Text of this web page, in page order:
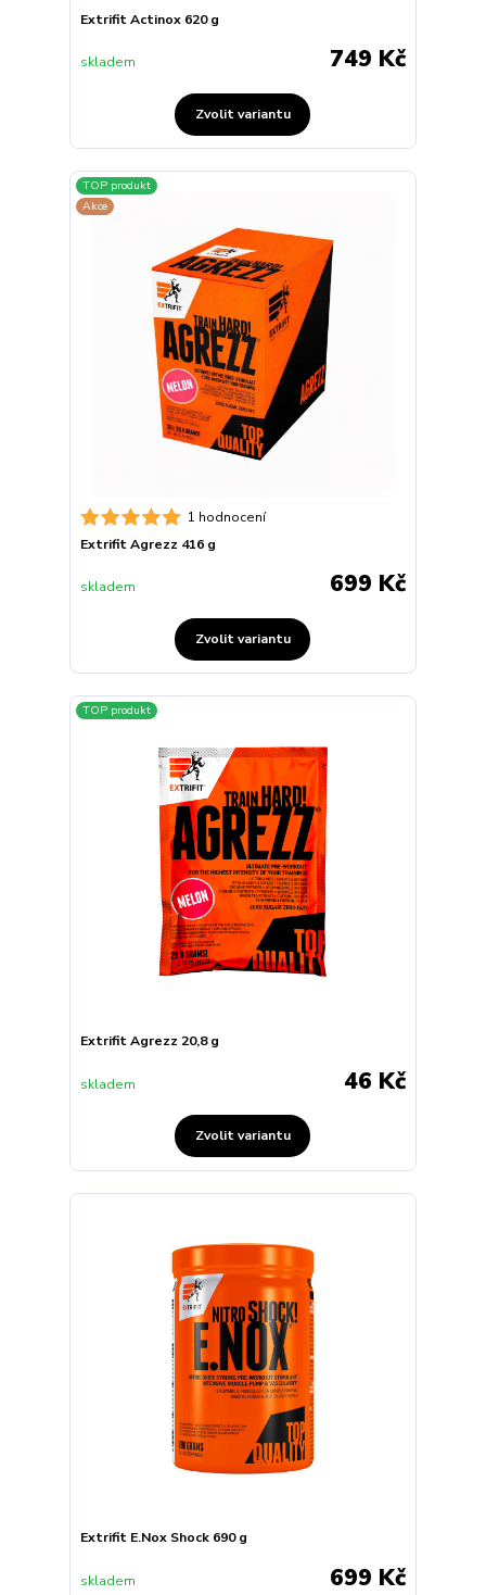
Extrifit Actinox 620 g
749 Kč
skladem
Zvolit variantu
TOP produkt
Akce
1 hodnocení
Extrifit Agrezz 416 g
699 Kč
skladem
Zvolit variantu
TOP produkt
Extrifit Agrezz 20,8 g
46 Kč
skladem
Zvolit variantu
Extrifit E.Nox Shock 690 g
699 Kč
skladem